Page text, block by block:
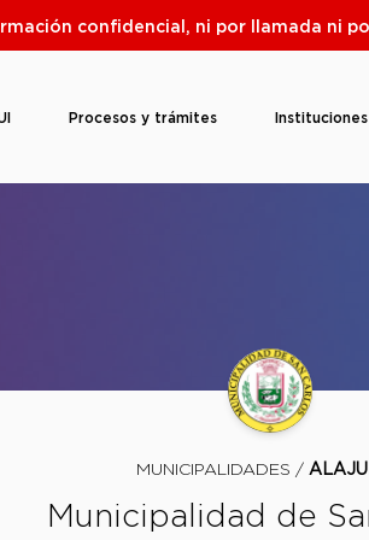
confidencial, ni por llamada ni
Procesos y trámites Instituciones
MUNICIPALIDADES /
Municipalidad de